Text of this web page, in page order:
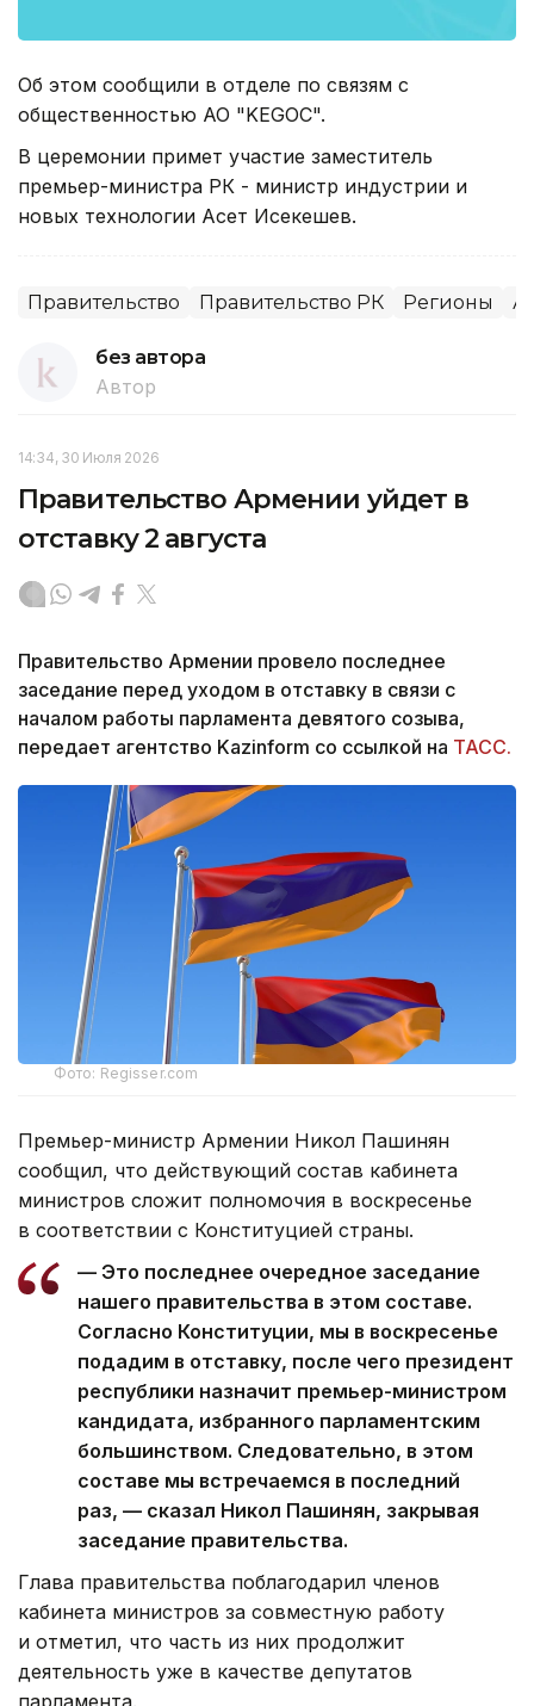
Об этом сообщили в отделе по связям с
общественностью АО "KEGOC".
В церемонии примет участие заместитель
премьер-министра РК - министр индустрии и
новых технологии Асет Исекешев.
Правительство Правительство РК Регионы
без автора
Автор
14:34, 30 Июля 2026
Правительство Армении уйдет в
отставку 2 августа
Правительство Армении провело последнее
заседание перед уходом в отставку в связи с
началом работы парламента девятого созыва,
передает агентство Kazinform со ссылкой на ТАСС.
Фото: Regisser.com
Премьер-министр Армении Никол Пашинян
сообщил, что действующий состав кабинета
министров сложит полномочия в воскресенье
в соответствии с Конституцией страны.
— Это последнее очередное заседание
нашего правительства в этом составе.
Согласно Конституции, мы в воскресенье
подадим в отставку, после чего президент
республики назначит премьер-министром
кандидата, избранного парламентским
большинством. Следовательно, в этом
составе мы встречаемся в последний
раз, — сказал Никол Пашинян, закрывая
заседание правительства.
Глава правительства поблагодарил членов
кабинета министров за совместную работу
и отметил, что часть из них продолжит
деятельность уже в качестве депутатов